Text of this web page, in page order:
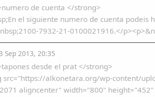
de cuenta </strong>
el siguiente numero de cuenta
7932-21-0100021916.</
Sep 2013, 20:35
desde el prat </strong>
src="https://alkonetara.org/wp-content/
aligncenter" width="800"